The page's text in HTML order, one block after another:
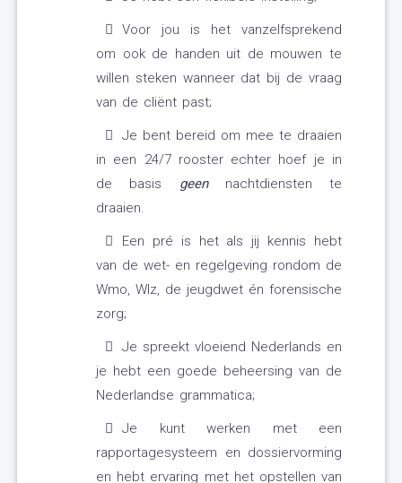
Voor jou is het vanzelfsprekend
om ook de handen uit de mouwen te
willen steken wanneer dat bij de vraag
van de cliënt past;
Je bent bereid om mee te draaien
in een 24/7 rooster echter hoef je in
de basis geennachtdiensten te
draaien.
Een pré is het als jij kennis hebt
van de wet- en regelgeving rondom de
Wmo, Wlz, de jeugdwet én forensische
zorg;
Je spreekt vloeiend Nederlands en
je hebt een goede beheersing van de
Nederlandse grammatica;
Je kunt werken met een
rapportagesysteem en dossiervorming
en hebt ervaring met het opstellen van